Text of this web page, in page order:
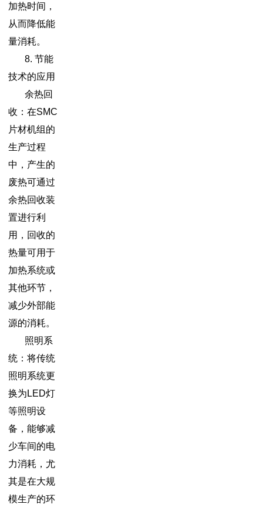
加热时间，
从而降低能
量消耗。
8. 节能
技术的应用
余热回
收：在SMC
片材机组的
生产过程
中，产生的
废热可通过
余热回收装
置进行利
用，回收的
热量可用于
加热系统或
其他环节，
减少外部能
源的消耗。
照明系
统：将传统
照明系统更
换为LED灯
等照明设
备，能够减
少车间的电
力消耗，尤
其是在大规
模生产的环